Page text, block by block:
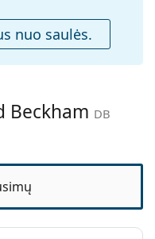
IR 51
nuo saulės.
Beckham DB